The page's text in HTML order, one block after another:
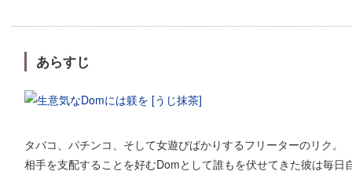
あらすじ
タバコ、パチンコ、そして女遊びばかりするフリーターのリク。
相手を支配することを好むDomとして誰もを伏せてきた彼は毎